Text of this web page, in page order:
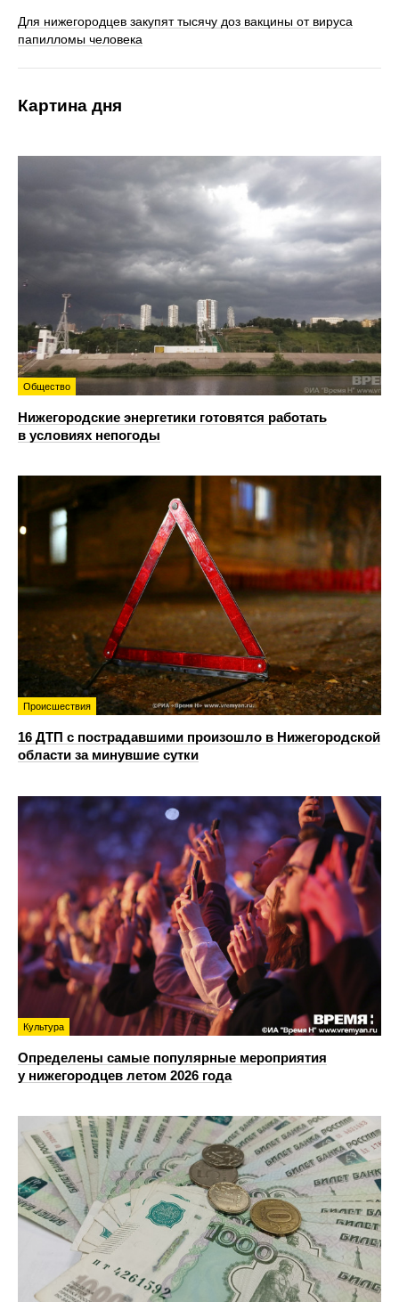
Для нижегородцев закупят тысячу доз вакцины от вируса
папилломы человека
Картина дня
Общество
Нижегородские энергетики готовятся работать
в условиях непогоды
Происшествия
16 ДТП с пострадавшими произошло в Нижегородской
области за минувшие сутки
Культура
Определены самые популярные мероприятия
у нижегородцев летом 2026 года